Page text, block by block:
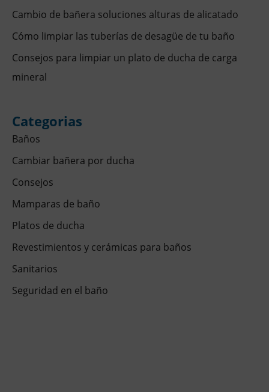
Cambio de bañera soluciones alturas de alicatado
Cómo limpiar las tuberías de desagüe de tu baño
Consejos para limpiar un plato de ducha de carga
mineral
Categorias
Baños
Cambiar bañera por ducha
Consejos
Mamparas de baño
Platos de ducha
Revestimientos y cerámicas para baños
Sanitarios
Seguridad en el baño